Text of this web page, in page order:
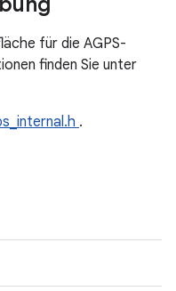
für die AGPS-
finden Sie unter
.